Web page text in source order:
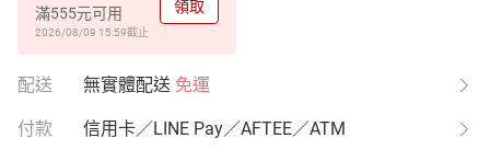
滿555元可用
2026/08/09 15:59截止
領取
配送 無實體配送 免運
付款 信用卡／LINE Pay／AFTEE／ATM